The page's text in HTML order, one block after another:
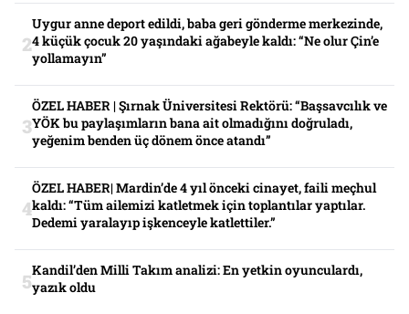
Uygur anne deport edildi, baba geri gönderme merkezinde,
4 küçük çocuk 20 yaşındaki ağabeyle kaldı: “Ne olur Çin’e
yollamayın”
ÖZEL HABER | Şırnak Üniversitesi Rektörü: “Başsavcılık ve
YÖK bu paylaşımların bana ait olmadığını doğruladı,
yeğenim benden üç dönem önce atandı”
ÖZEL HABER| Mardin’de 4 yıl önceki cinayet, faili meçhul
kaldı: “Tüm ailemizi katletmek için toplantılar yaptılar.
Dedemi yaralayıp işkenceyle katlettiler.”
Kandil’den Milli Takım analizi: En yetkin oyunculardı,
yazık oldu